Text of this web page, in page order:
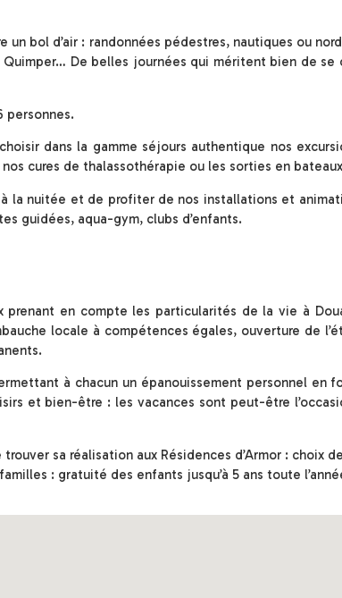
bol d’air : randonnées pédestres, nautiques ou
De belles journées qui méritent bien de se
personnes.
dans la gamme séjours authentique nos
cures de thalassothérapie ou les sorties en
la nuitée et de profiter de nos installations et
guidées, aqua-gym, clubs d’enfants.
prenant en compte les particularités de la vie à
locale à compétences égales, ouverture de
à chacun un épanouissement personnel en
et bien-être : les vacances sont peut-être
sa réalisation aux Résidences d’Armor : choix
: gratuité des enfants jusqu’à 5 ans toute